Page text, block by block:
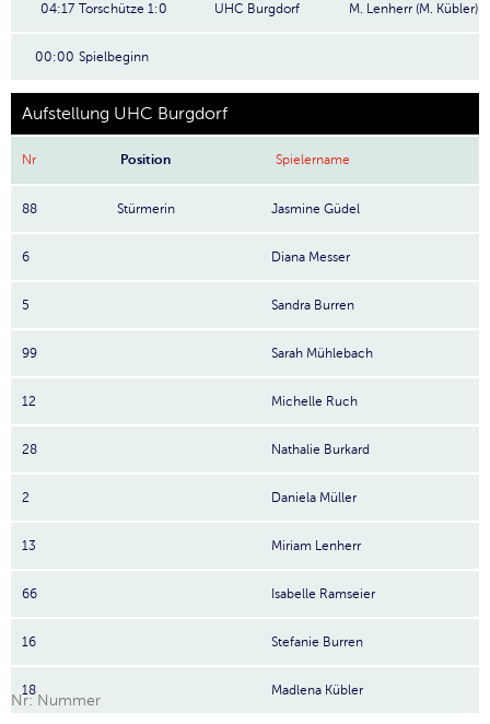
04:17 Torschütze 1:0 UHC Burgdorf M. Lenherr (M. Kübler)
00:00 Spielbeginn
Aufstellung UHC Burgdorf
Nr Position Spielername
88 Stürmerin Jasmine Güdel
6 Diana Messer
5 Sandra Burren
99 Sarah Mühlebach
12 Michelle Ruch
28 Nathalie Burkard
2 Daniela Müller
13 Miriam Lenherr
66 Isabelle Ramseier
16 Stefanie Burren
18 Madlena Kübler
Nr: Nummer